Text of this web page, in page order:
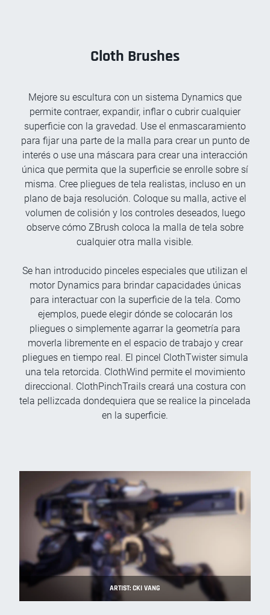
Cloth Brushes
Mejore su escultura con un sistema Dynamics que
permite contraer, expandir, inflar o cubrir cualquier
superficie con la gravedad. Use el enmascaramiento
para fijar una parte de la malla para crear un punto de
interés o use una máscara para crear una interacción
única que permita que la superficie se enrolle sobre sí
misma. Cree pliegues de tela realistas, incluso en un
plano de baja resolución. Coloque su malla, active el
volumen de colisión y los controles deseados, luego
observe cómo ZBrush coloca la malla de tela sobre
cualquier otra malla visible.
Se han introducido pinceles especiales que utilizan el
motor Dynamics para brindar capacidades únicas
para interactuar con la superficie de la tela. Como
ejemplos, puede elegir dónde se colocarán los
pliegues o simplemente agarrar la geometría para
moverla libremente en el espacio de trabajo y crear
pliegues en tiempo real. El pincel ClothTwister simula
una tela retorcida. ClothWind permite el movimiento
direccional. ClothPinchTrails creará una costura con
tela pellizcada dondequiera que se realice la pincelada
en la superficie.
ARTIST: CKI VANG